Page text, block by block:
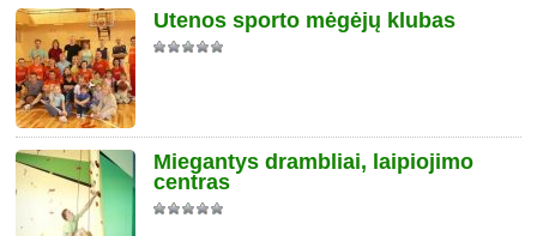
Utenos sporto mėgėjų klubas
Miegantys drambliai, laipiojimo
centras